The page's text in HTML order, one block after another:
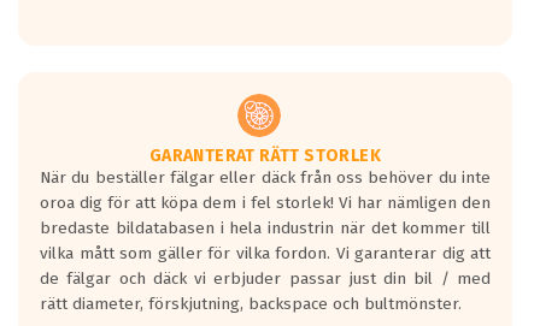
Vid körning i över 50km/h brukar
rullmotståndets ljud överträffa
motorljudet.
På däckmärkningen kommer det finnas
en symbol av ett däck med vågar. Hög
bullernivå markeras med svarta vågor
medans de vita vågorna påvisar om det är
ett tyst däck.
GARANTERAT RÄTT STORLEK
När du beställer fälgar eller däck från oss behöver du inte
oroa dig för att köpa dem i fel storlek! Vi har nämligen den
bredaste bildatabasen i hela industrin när det kommer till
vilka mått som gäller för vilka fordon. Vi garanterar dig att
de fälgar och däck vi erbjuder passar just din bil / med
rätt diameter, förskjutning, backspace och bultmönster.